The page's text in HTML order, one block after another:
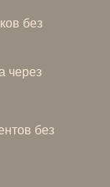
без
через
без